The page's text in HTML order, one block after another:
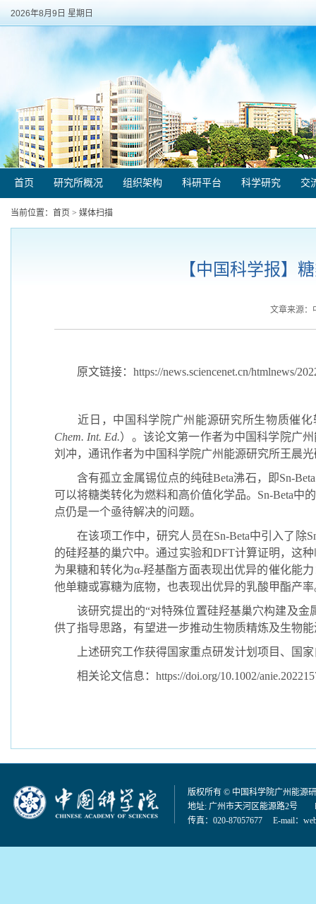
2026年8月9日 星期日
首页 研究所概况 组织架构 科研平台 科学研究 交
当前位置： 首页 > 媒体扫描
【中国科学报】
文章来源：
原文链接：https://news.sciencenet.cn/htmlnews/
近日，中国科学院广州能源研究所生物质催
Chem. Int. Ed.）。该论文第一作者为中国科学院广
刘冲，通讯作者为中国科学院广州能源研究所王晨
含有孤立金属锡位点的纯硅Beta沸石，即Sn-
可以将糖类转化为燃料和高价值化学品。Sn-Beta中
点仍是一个亟待解决的问题。
在该项工作中，研究人员在Sn-Beta中引入了除
的硅羟基的巢穴中。通过实验和DFT计算证明，这
为果糖和转化为α-羟基酯方面表现出优异的催化能
他单糖或寡糖为底物，也表现出优异的乳酸甲酯产率
该研究提出的“对特殊位置硅羟基巢穴构建及金
供了指导思路，有望进一步推动生物质精炼及生物
上述研究工作获得国家重点研发计划项目、国家
相关论文信息：https://doi.org/10.1002/
版权所有 © 中国科学院广州能源
地址: 广州市天河区能源路2号
传真：020-87057677 E-mail：